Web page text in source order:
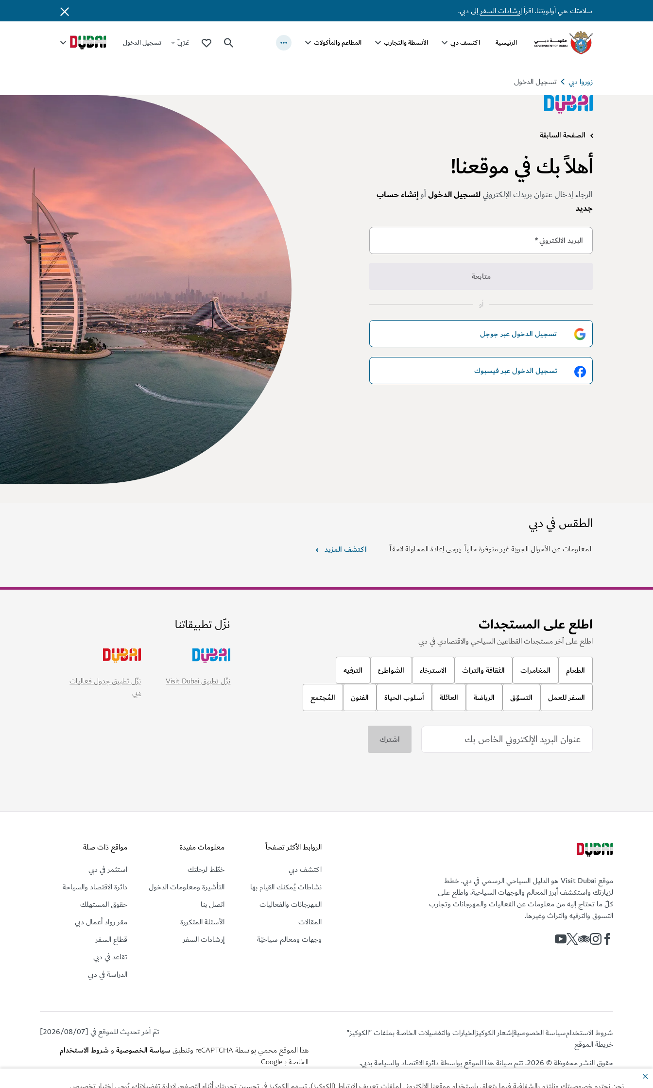
سلامتك هي أولويتنا. اقرأإرشادات السفرإلى دبي.
الرئيسية اكتشف دبي الأنشطة والتجارب المطاعم والمأكولات عَرَبِيّ تسجيل الدخول
زوروا دبي تسجيل الدخول
الصفحة السابقة
أهلاً بك في موقعنا!
الرجاء إدخال عنوان بريدك الإلكترونيلتسجيل الدخولأوإنشاء حساب
جديد
البريد الالكتروني*
متابعة
أو
تسجيل الدخول عبر جوجل
تسجيل الدخول عبر فيسبوك
الطقس في دبي
المعلومات عن الأحوال الجوية غير متوفرة حالياً. يرجى إعادة المحاولة لاحقاً. اكتشف المزيد
اطلع على المستجدات
اطلع على آخر مستجدات القطاعين السياحي والاقتصادي في دبي
الطعام المغامرات الثقافة والتراث الاسترخاء الشواطئ الترفيه
السفر للعمل التسوّق الرياضة العائلة أسلوب الحياة الفنون المُجتمع
نزّل تطبيقاتنا
نزّل تطبيق Visit Dubai
نزّل تطبيق جدول فعاليات
دبي
موقع Visit Dubai هو الدليل السياحي الرسمي في دبي. خطط
لزيارتك واستكشف أبرز المعالم والوجهات السياحية، واطلع على
كلّ ما تحتاج إليه من معلومات عن الفعاليات والمهرجانات وتجارب
التسوق والترفيه والتراث وغيرها.
الروابط الأكثر تصفحاً
اكتشف دبي
نشاطات يُمكنك القيام بها
المهرجانات والفعاليات
المقالات
وجهات ومعالم سياحيّة
معلومات مفيدة
خطّط لرحلتك
التأشيرة ومعلومات الدخول
اتصل بنا
الأسئلة المتكررة
إرشادات السفر
مواقع ذات صلة
استثمر في دبي
دائرة الاقتصاد والسياحة
حقوق المستهلك
مقر رواد أعمال دبي
قطاع السفر
تقاعد في دبي
الدراسة في دبي
شروط الاستخدامسياسة الخصوصيةإشعار الكوكيزالخيارات والتفضيلات الخاصة بملفات "الكوكيز"
خريطة الموقع
حقوق النشر محفوظة © 2026. تتم صيانة هذا الموقع بواسطة دائرة الاقتصاد والسياحة بدبي.
تمّ آخر تحديث للموقع في [2026/08/07]
هذا الموقع محمي بواسطة reCAPTCHA وتنطبق سياسة الخصوصية و شروط الاستخدام
الخاصة بـ Google.